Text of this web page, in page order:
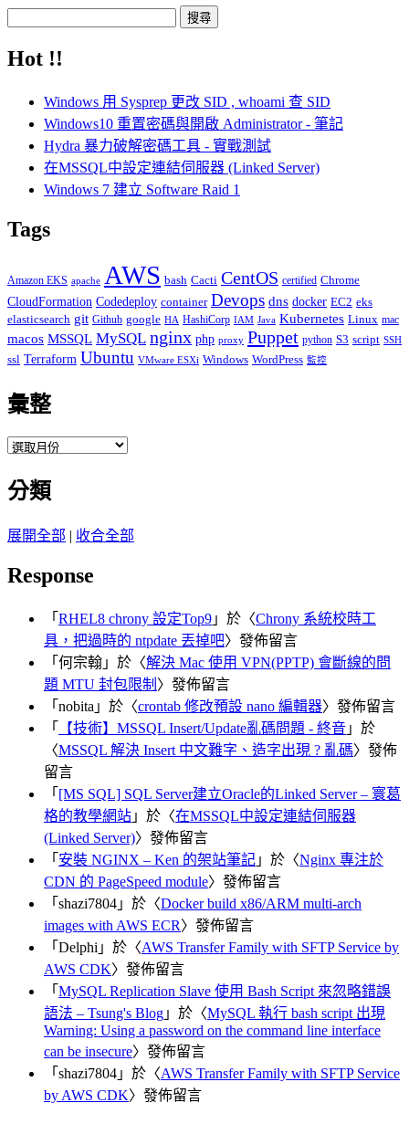
關
Hot !!
Windows 用 Sysprep 更改 SID , whoami 查 SID
Windows10 重置密碼與開啟 Administrator - 筆記
Hydra 暴力破解密碼工具 - 實戰測試
在MSSQL中設定連結伺服器 (Linked Server)
Windows 7 建立 Software Raid 1
Tags
Amazon EKS apache AWS bash Cacti CentOS certified Chrome
CloudFormation Codedeploy container Devops dns docker EC2 eks
elasticsearch git Github google HA HashiCorp IAM Java Kubernetes Linux mac
macos MSSQL MySQL nginx php proxy Puppet python S3 script SSH
ssl Terraform Ubuntu VMware ESXi Windows WordPress 監控
彙整
彙
分類
展開全部 | 收合全部
Response
「 RHEL8 chrony 設定Top9 」於〈Chrony 系統校時工
具，把過時的 ntpdate 丟掉吧〉發佈留言
「 何宗翰 」於〈解決 Mac 使用 VPN(PPTP) 會斷線的問
題 MTU 封包限制 〉發佈留言
「 nobita 」於〈crontab 修改預設 nano 編輯器〉發佈留言
「
【技術】MSSQL Insert/Update亂碼問題 - 終音 」於
〈MSSQL 解決 Insert 中文難字、造字出現 ? 亂碼〉發佈
留言
「 [MS SQL] SQL Server建立Oracle的Linked Server – 寰葛
格的教學網站 」於〈在MSSQL中設定連結伺服器
(Linked Server)〉發佈留言
「 安裝 NGINX – Ken 的架站筆記 」於〈Nginx 專注於
CDN 的 PageSpeed module〉發佈留言
「 shazi7804 」於〈Docker build x86/ARM multi-arch
images with AWS ECR〉發佈留言
「 Delphi 」於〈AWS Transfer Family with SFTP Service by
AWS CDK〉發佈留言
「 MySQL Replication Slave 使用 Bash Script 來忽略錯誤
語法 – Tsung's Blog 」於〈MySQL 執行 bash script 出現
Warning: Using a password on the command line interface
can be insecure〉發佈留言
「 shazi7804 」於〈AWS Transfer Family with SFTP Service
by AWS CDK〉發佈留言